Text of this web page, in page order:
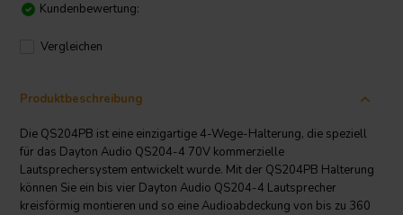
Kundenbewertung:
Vergleichen
Produktbeschreibung
Die QS204PB ist eine einzigartige 4-Wege-Halterung, die speziell
für das Dayton Audio QS204-4 70V kommerzielle
Lautsprechersystem entwickelt wurde. Mit der QS204PB Halterung
können Sie ein bis vier Dayton Audio QS204-4 Lautsprecher
kreisförmig montieren und so eine Audioabdeckung von bis zu 360